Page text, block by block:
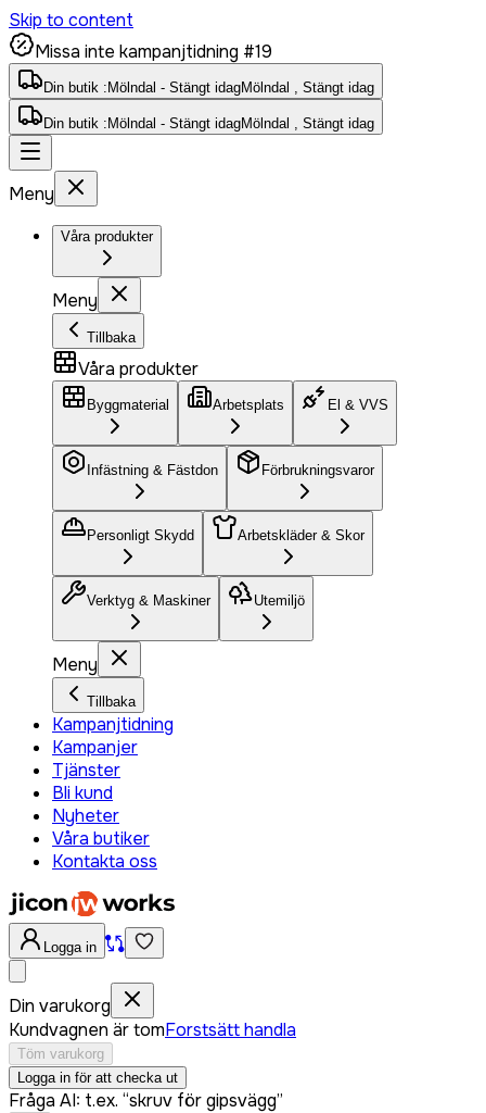
Skip to content
Missa inte kampanjtidning #19
Din butik : Mölndal - Stängt idagMölndal , Stängt idag
Din butik : Mölndal - Stängt idagMölndal , Stängt idag
Meny
Våra produkter
Meny
Tillbaka
Våra produkter
Byggmaterial Arbetsplats El & VVS
Infästning & Fästdon Förbrukningsvaror
Personligt Skydd Arbetskläder & Skor
Verktyg & Maskiner Utemiljö
Meny
Tillbaka
Kampanjtidning
Kampanjer
Tjänster
Bli kund
Nyheter
Våra butiker
Kontakta oss
Logga in
Din varukorg
Kundvagnen är tomForstsätt handla
Töm varukorg
Logga in för att checka ut
Fråga AI: t.ex. “skruv för gipsvägg”